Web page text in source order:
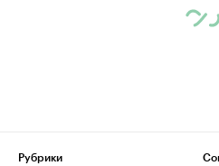
Рубрики